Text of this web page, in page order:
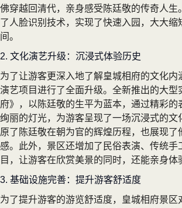
佛穿越回清代，亲身感受陈廷敬的传奇人生
了人脸识别技术，实现了快速入园，大大缩
间。
2. 文化演艺升级：沉浸式体验历史
为了让游客更深入地了解皇城相府的文化内
演艺项目进行了全面升级。全新推出的大型
府》，以陈廷敬的生平为蓝本，通过精彩的
绚丽的灯光，为游客呈现了一场沉浸式的文
原了陈廷敬在朝为官的辉煌历程，也展现了
感。此外，景区还增加了民俗表演、传统手
目，让游客在欣赏美景的同时，还能亲身体
3. 基础设施完善：提升游客舒适度
为了提升游客的游览舒适度，皇城相府景区